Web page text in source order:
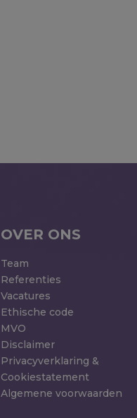
OVER ONS
Team
Referenties
Vacatures
Ethische code
MVO
Disclaimer
Privacyverklaring &
Cookiestatement
Algemene voorwaarden